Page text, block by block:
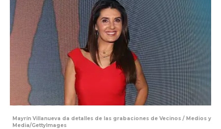
Mayrín Villanueva da detalles de las grabaciones de Vecinos / Medios y
Media/GettyImages